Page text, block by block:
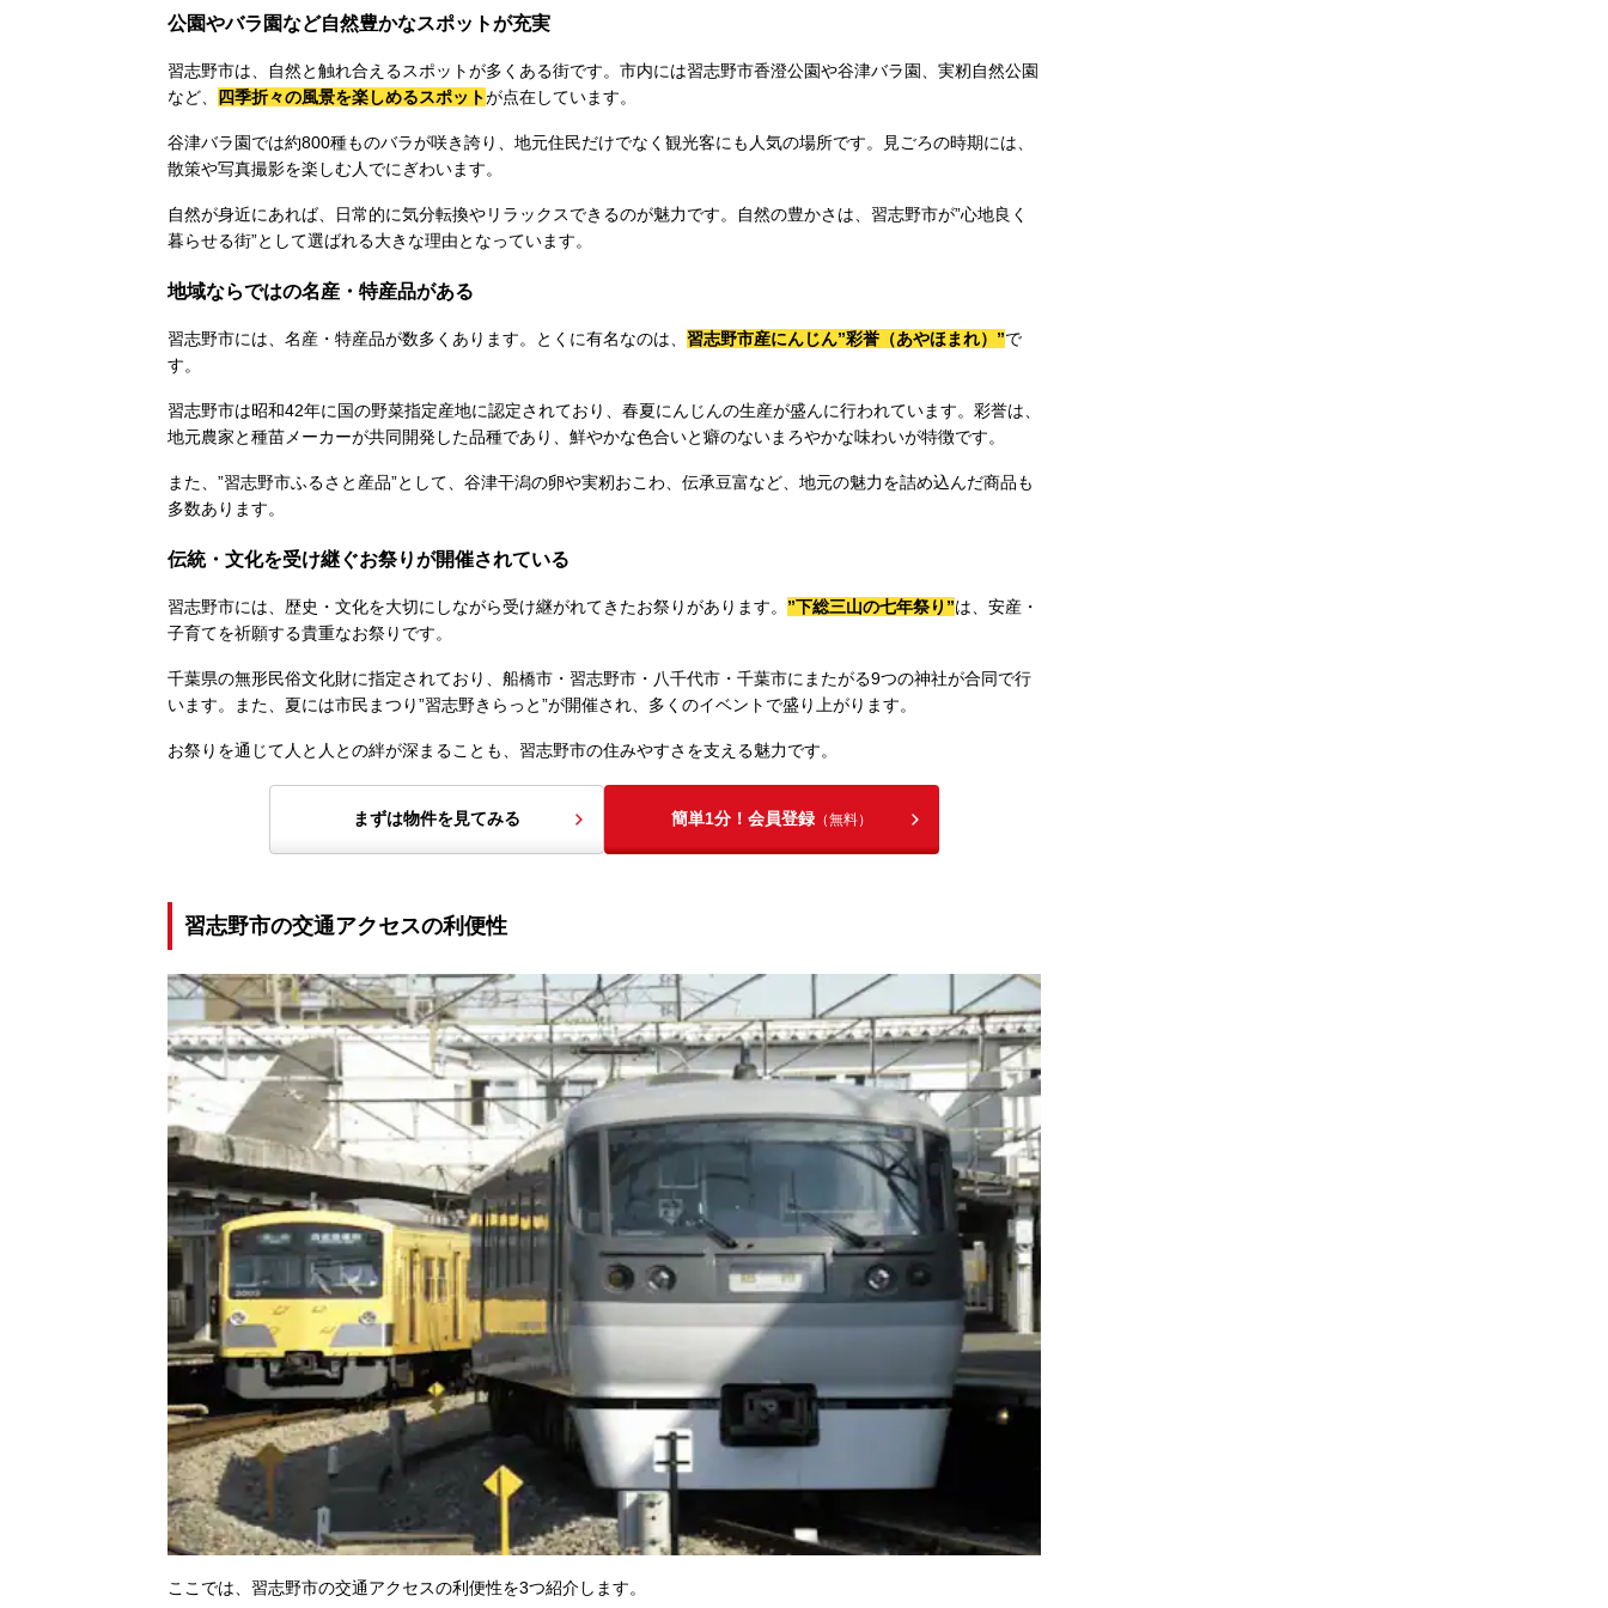
公園やバラ園など自然豊かなスポットが充実
習志野市は、自然と触れ合えるスポットが多くある街です。市内には習志野市香澄公園や谷津バラ園、実籾自然公園
など、
四季折々の風景を楽しめるスポットが点在しています。
谷津バラ園では約800種ものバラが咲き誇り、地元住民だけでなく観光客にも人気の場所です。見ごろの時期には、
散策や写真撮影を楽しむ人でにぎわいます。
自然が身近にあれば、日常的に気分転換やリラックスできるのが魅力です。自然の豊かさは、習志野市が”心地良く
暮らせる街”として選ばれる大きな理由となっています。
地域ならではの名産・特産品がある
習志野市には、名産・特産品が数多くあります。とくに有名なのは、 習志野市産にんじん”彩誉（あやほまれ）”で
す。
習志野市は昭和42年に国の野菜指定産地に認定されており、春夏にんじんの生産が盛んに行われています。彩誉は、
地元農家と種苗メーカーが共同開発した品種であり、鮮やかな色合いと癖のないまろやかな味わいが特徴です。
また、”習志野市ふるさと産品”として、谷津干潟の卵や実籾おこわ、伝承豆富など、地元の魅力を詰め込んだ商品も
多数あります。
伝統・文化を受け継ぐお祭りが開催されている
習志野市には、歴史・文化を大切にしながら受け継がれてきたお祭りがあります。 ”下総三山の七年祭り”は、安産・
子育てを祈願する貴重なお祭りです。
千葉県の無形民俗文化財に指定されており、船橋市・習志野市・八千代市・千葉市にまたがる9つの神社が合同で行
います。また、夏には市民まつり”習志野きらっと”が開催され、多くのイベントで盛り上がります。
お祭りを通じて人と人との絆が深まることも、習志野市の住みやすさを支える魅力です。
まずは物件を見てみる 簡単1分！会員登録 （無料）
習志野市の交通アクセスの利便性
ここでは、習志野市の交通アクセスの利便性を3つ紹介します。